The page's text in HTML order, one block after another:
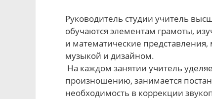
Руководитель студии учитель
обучаются элементам грамоты,
и математические
музыкой и дизайном.
На каждом занятии учитель
произношению, занимается
необходимость в коррекции